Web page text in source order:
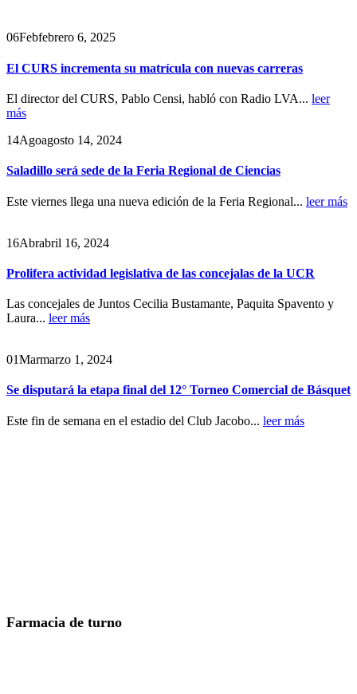
06Febfebrero 6, 2025
El CURS incrementa su matrícula con nuevas carreras
El director del CURS, Pablo Censi, habló con Radio LVA... leer
más
14Agoagosto 14, 2024
Saladillo será sede de la Feria Regional de Ciencias
Este viernes llega una nueva edición de la Feria Regional... leer más
16Abrabril 16, 2024
Prolifera actividad legislativa de las concejalas de la UCR
Las concejales de Juntos Cecilia Bustamante, Paquita Spavento y
Laura... leer más
01Marmarzo 1, 2024
Se disputará la etapa final del 12° Torneo Comercial de Básquet
Este fin de semana en el estadio del Club Jacobo... leer más
Farmacia de turno